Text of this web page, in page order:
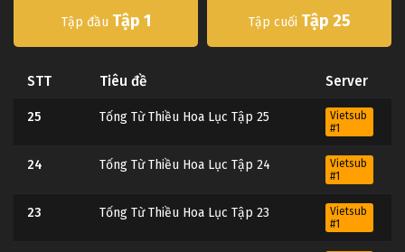
Tập đầu Tập 1 Tập cuối Tập 25
STT Tiêu đề Server
25 Tống Từ Thiều Hoa Lục Tập 25
Vietsub
#1
24 Tống Từ Thiều Hoa Lục Tập 24
Vietsub
#1
23 Tống Từ Thiều Hoa Lục Tập 23
Vietsub
#1